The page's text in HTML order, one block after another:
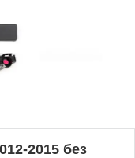
2015 без